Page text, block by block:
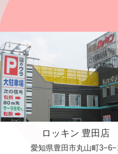
ロッキン 豊田店
愛知県豊田市丸山町